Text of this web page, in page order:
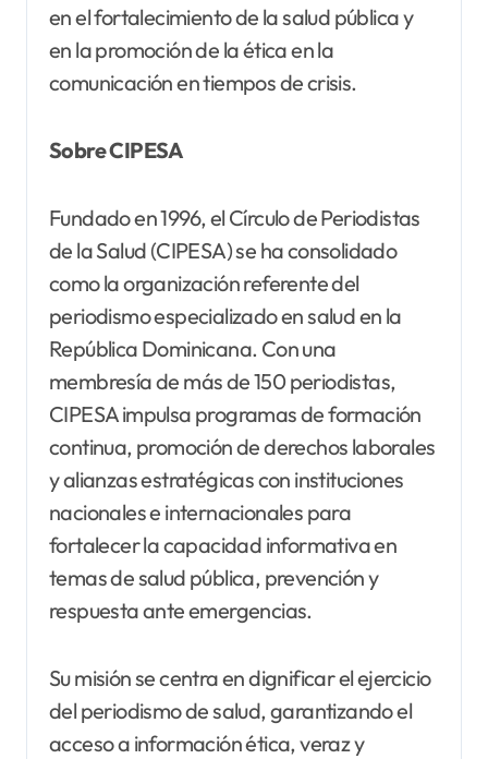
en el fortalecimiento de la salud pública y
en la promoción de la ética en la
comunicación en tiempos de crisis.
Sobre CIPESA
Fundado en 1996, el Círculo de Periodistas
de la Salud (CIPESA) se ha consolidado
como la organización referente del
periodismo especializado en salud en la
República Dominicana. Con una
membresía de más de 150 periodistas,
CIPESA impulsa programas de formación
continua, promoción de derechos laborales
y alianzas estratégicas con instituciones
nacionales e internacionales para
fortalecer la capacidad informativa en
temas de salud pública, prevención y
respuesta ante emergencias.
Su misión se centra en dignificar el ejercicio
del periodismo de salud, garantizando el
acceso a información ética, veraz y